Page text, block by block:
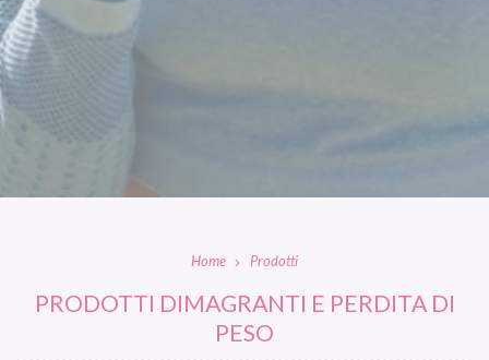
Home Prodotti
PRODOTTI DIMAGRANTI E PERDITA DI
PESO